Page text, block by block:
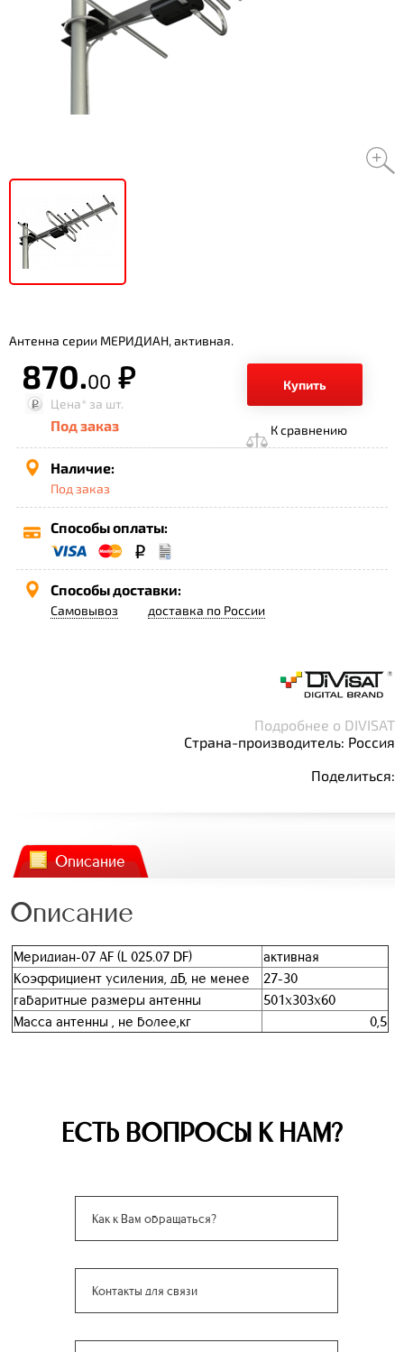
Антенна серии МЕРИДИАН, активная.
870.00 р.
Купить
Цена* за шт.
Под заказ К сравнению
Наличие:
Под заказ
Способы оплаты:
Способы доставки:
Самовывоз доставка по России
Подробнее о DIVISAT
Страна-производитель: Россия
Поделиться:
Описание
Описание
Меридиан-07 AF (L 025.07 DF)
активная
Коэффициент усиления, дБ, не менее
27-30
габаритные размеры антенны
501х303х60
Масса антенны , не более,кг
0,5
ЕСТЬ ВОПРОСЫ К НАМ?